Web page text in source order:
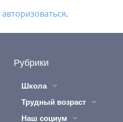
авторизоваться.
Рубрики
Школа
Трудный возраст
Наш социум